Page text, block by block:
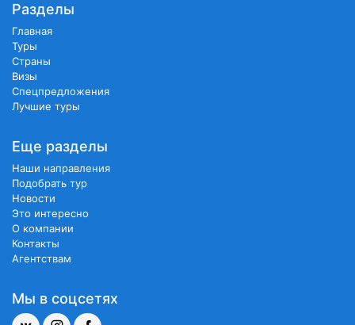
Разделы
Главная
Туры
Страны
Визы
Спецпредложения
Лучшие туры
Еще разделы
Наши направления
Подобрать тур
Новости
Это интересно
О компании
Контакты
Агентствам
Мы в соцсетях